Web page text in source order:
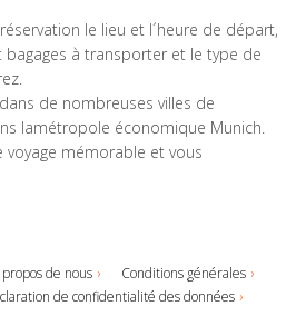
le lieu et l´heure de départ,
à transporter et le type de
de nombreuses villes de
lamétropole économique Munich.
mémorable et vous
propos de nous
Conditions générales
de confidentialité des données